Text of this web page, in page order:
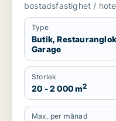
bostadsfastighet /
Type
Butik,
Garage
Storlek
20 - 2 000 m2
Max. per månad